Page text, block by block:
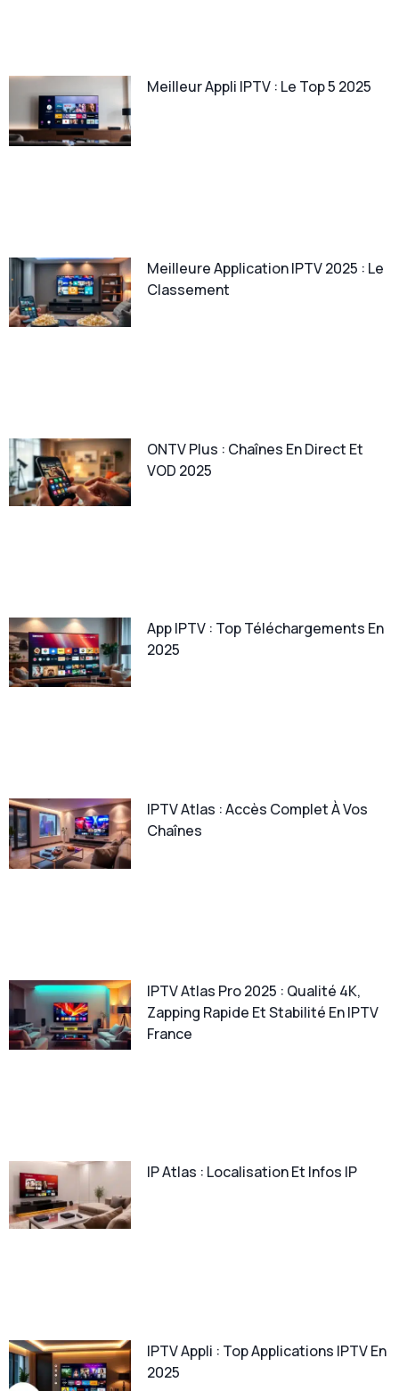
Meilleur Appli IPTV : Le Top 5 2025
Meilleure Application IPTV 2025 : Le
Classement
ONTV Plus : Chaînes En Direct Et
VOD 2025
App IPTV : Top Téléchargements En
2025
IPTV Atlas : Accès Complet À Vos
Chaînes
IPTV Atlas Pro 2025 : Qualité 4K,
Zapping Rapide Et Stabilité En IPTV
France
IP Atlas : Localisation Et Infos IP
IPTV Appli : Top Applications IPTV En
2025